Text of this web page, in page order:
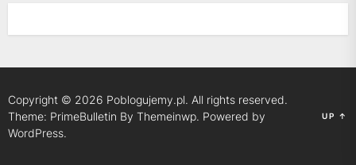
Copyright © 2026 Poblogujemy.pl. All rights reserved.
Theme: PrimeBulletin By Themeinwp. Powered by
WordPress.
UP ↑